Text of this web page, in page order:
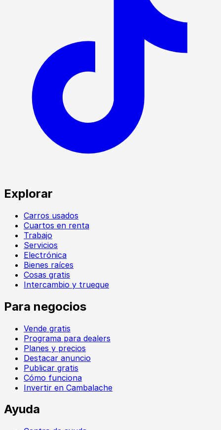
Explorar
Carros usados
Cuartos en renta
Trabajo
Servicios
Electrónica
Bienes raíces
Cosas gratis
Intercambio y trueque
Para negocios
Vende gratis
Programa para dealers
Planes y precios
Destacar anuncio
Publicar gratis
Cómo funciona
Invertir en Cambalache
Ayuda